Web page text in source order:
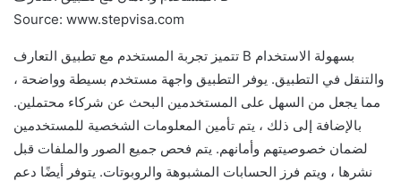
Source: www.stepvisa.com
تتميز تجربة المستخدم مع تطبيق التعارف B بسهولة الاستخدام
والتنقل في التطبيق. يوفر التطبيق واجهة مستخدم بسيطة وواضحة ،
مما يجعل من السهل على المستخدمين البحث عن شركاء محتملين.
بالإضافة إلى ذلك ، يتم تأمين المعلومات الشخصية للمستخدمين
لضمان خصوصيتهم وأمانهم. يتم فحص جميع الصور والملفات قبل
نشرها ، ويتم فرز الحسابات المشبوهة والروبوتات. يتوفر أيضًا دعم